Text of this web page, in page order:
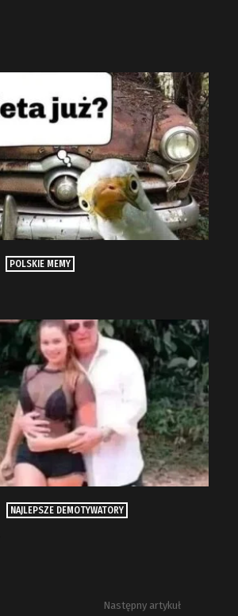
POLSKIE MEMY
NAJLEPSZE DEMOTYWATORY
Następny artykuł